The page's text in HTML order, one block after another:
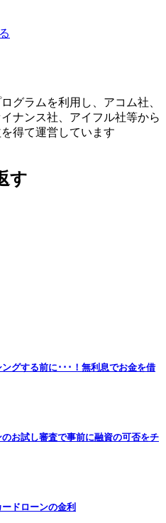
グラムを利用し、アコム社、
ナンス社、アイフル社等から
得て運営しています
す
グする前に･･･！無利息でお金を借
お試し審査で事前に融資の可否をチ
ドローンの金利